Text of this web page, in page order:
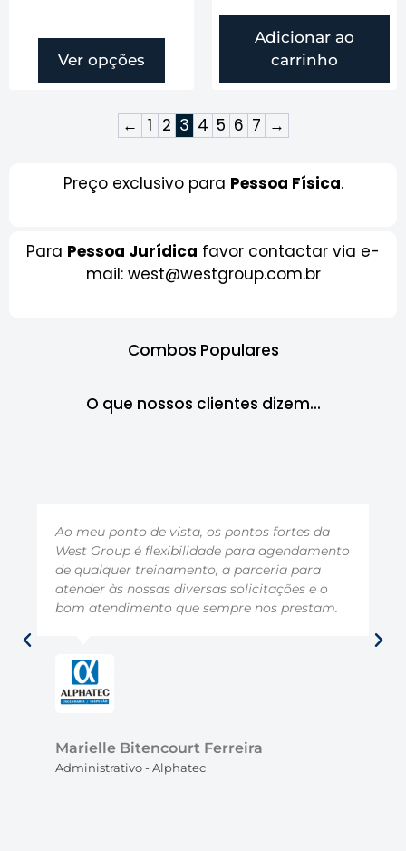
Ver opções
Adicionar ao
carrinho
← 1 2 3 4 5 6 7 →
Preço exclusivo para Pessoa Física.
Para Pessoa Jurídica favor contactar via e-
mail: west@westgroup.com.br
Combos Populares
O que nossos clientes dizem...​
Ao meu ponto de vista, os pontos fortes da
West Group é flexibilidade para agendamento
de qualquer treinamento, a parceria para
atender às nossas diversas solicitações e o
bom atendimento que sempre nos prestam.
Marielle Bitencourt Ferreira
Administrativo - Alphatec